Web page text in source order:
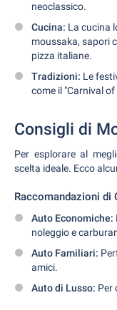
neoclassico.
Cucina: La cucina
moussaka, sapori
pizza italiane.
Tradizioni: Le
come il "Carnival
Consigli di
Per esplorare al
scelta ideale. Ecco
Raccomandazioni di
Auto Economiche:
noleggio e
Auto Familiari:
amici.
Auto di Lusso: Per